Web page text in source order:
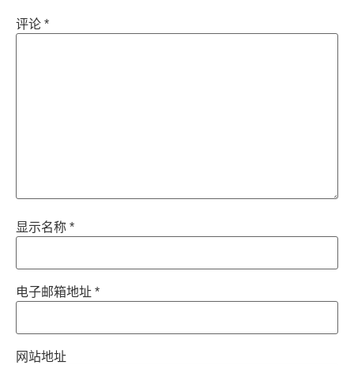
评论 *
显示名称 *
电子邮箱地址 *
网站地址